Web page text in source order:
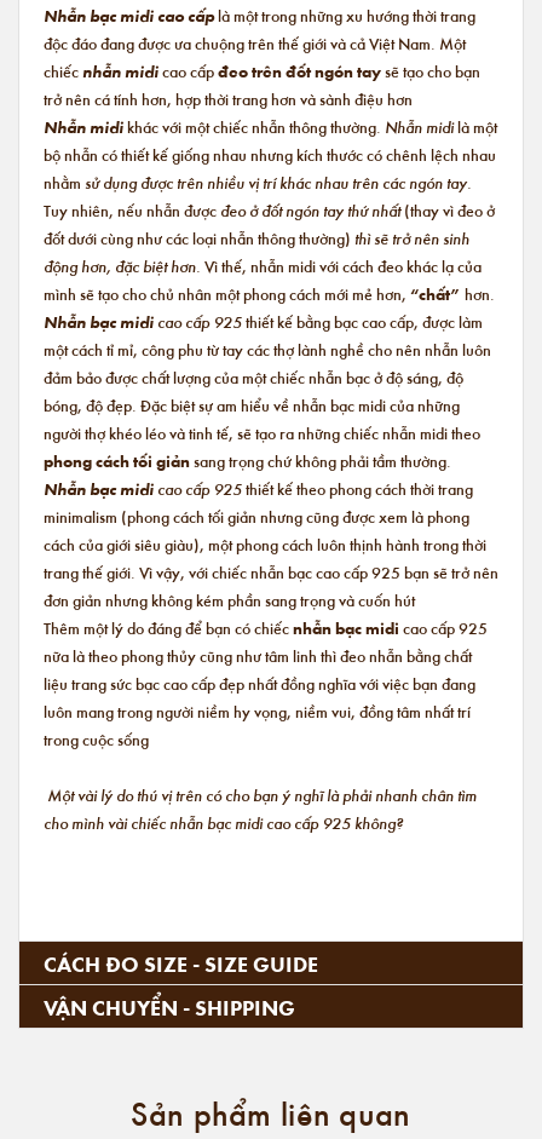
Nhẫn bạc midi cao cấplà một trong những xu hướng thời trang
độc đáo đang được ưa chuộng trên thế giới và cả Việt Nam. Một
chiếcnhẫn midicao cấpđeo trên đốt ngón taysẽ tạo cho bạn
trở nên cá tính hơn, hợp thời trang hơn và sành điệu hơn
Nhẫn midikhác với một chiếc nhẫn thông thường. Nhẫn midilà một
bộ nhẫn có thiết kế giống nhau nhưng kích thước có chênh lệch nhau
nhằm sử dụng được trên nhiều vị trí khác nhau trên các ngón tay.
Tuy nhiên, nếu nhẫn được đeo ở đốt ngón tay thứ nhất(thay vì đeo ở
đốt dưới cùng như các loại nhẫn thông thường) thì sẽ trở nên sinh
động hơn, đặc biệt hơn. Vì thế, nhẫn midi với cách đeo khác lạ của
mình sẽ tạo cho chủ nhân một phong cách mới mẻ hơn, “chất” hơn.
Nhẫn bạc midi cao cấp 925thiết kế bằng bạc cao cấp, được làm
một cách tỉ mỉ, công phu từ tay các thợ lành nghề cho nên nhẫn luôn
đảm bảo được chất lượng của một chiếc nhẫn bạc ở độ sáng, độ
bóng, độ đẹp. Đặc biệt sự am hiểu về nhẫn bạc midi của những
người thợ khéo léo và tinh tế, sẽ tạo ra những chiếc nhẫn midi theo
phong cách tối giảnsang trọng chứ không phải tầm thường.
Nhẫn bạc midi cao cấp 925thiết kế theo phong cách thời trang
minimalism (phong cách tối giản nhưng cũng được xem là phong
cách của giới siêu giàu), một phong cách luôn thịnh hành trong thời
trang thế giới. Vì vậy, với chiếc nhẫn bạc cao cấp 925 bạn sẽ trở nên
đơn giản nhưng không kém phần sang trọng và cuốn hút
Thêm một lý do đáng để bạn có chiếcnhẫn bạc midi cao cấp 925
nữa là theo phong thủy cũng như tâm linh thì đeo nhẫn bằng chất
liệu trang sức bạc cao cấp đẹp nhất đồng nghĩa với việc bạn đang
luôn mang trong người niềm hy vọng, niềm vui, đồng tâm nhất trí
trong cuộc sống
Một vài lý do thú vị trên có cho bạn ý nghĩ là phải nhanh chân tìm
cho mình vài chiếc nhẫn bạc midi cao cấp 925 không?
CÁCH ĐO SIZE - SIZE GUIDE
VẬN CHUYỂN - SHIPPING
Sản phẩm liên quan